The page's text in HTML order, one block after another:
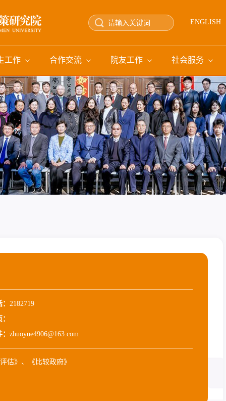
ENGLISH
工作 合作交流 院友工作 社会服务
：2182719
：zhuoyue4906@163.com
估》、《比较政府》